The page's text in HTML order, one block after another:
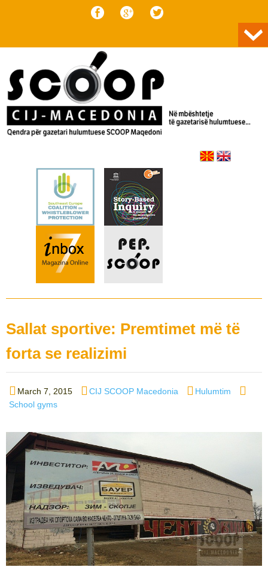
Sallat sportive: Premtimet më të
forta se realizimi
Posted
on
March 7, 2015 Author
CIJ SCOOP Macedonia Categories
Hulumtim
School gyms